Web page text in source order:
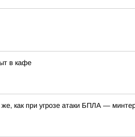
в кафе
как при угрозе атаки БПЛА —